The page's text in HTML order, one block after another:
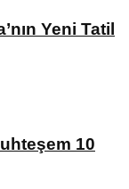
Yeni Tatil
10